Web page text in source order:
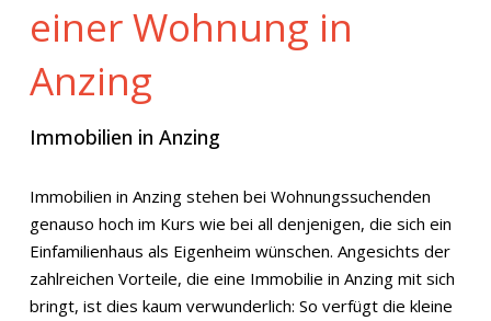
einer Wohnung in
Anzing
Immobilien in Anzing
Immobilien in Anzing stehen bei Wohnungssuchenden
genauso hoch im Kurs wie bei all denjenigen, die sich ein
Einfamilienhaus als Eigenheim wünschen. Angesichts der
zahlreichen Vorteile, die eine Immobilie in Anzing mit sich
bringt, ist dies kaum verwunderlich: So verfügt die kleine